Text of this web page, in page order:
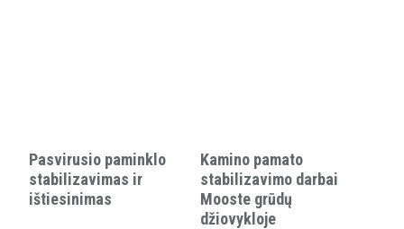
Pasvirusio paminklo
stabilizavimas ir
ištiesinimas
Kamino pamato
stabilizavimo darbai
Mooste grūdų
džiovykloje